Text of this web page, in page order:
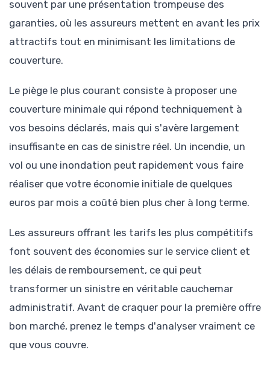
souvent par une présentation trompeuse des
garanties, où les assureurs mettent en avant les prix
attractifs tout en minimisant les limitations de
couverture.
Le piège le plus courant consiste à proposer une
couverture minimale qui répond techniquement à
vos besoins déclarés, mais qui s'avère largement
insuffisante en cas de sinistre réel. Un incendie, un
vol ou une inondation peut rapidement vous faire
réaliser que votre économie initiale de quelques
euros par mois a coûté bien plus cher à long terme.
Les assureurs offrant les tarifs les plus compétitifs
font souvent des économies sur le service client et
les délais de remboursement, ce qui peut
transformer un sinistre en véritable cauchemar
administratif. Avant de craquer pour la première offre
bon marché, prenez le temps d'analyser vraiment ce
que vous couvre.